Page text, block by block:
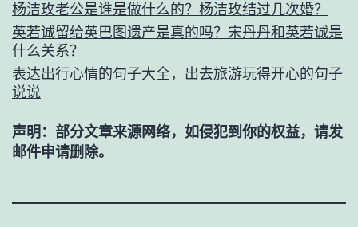
杨洁玫老公是谁是做什么的？杨洁玫结过几次婚？
英若诚留给英巴图遗产是真的吗？宋丹丹和英若诚是
什么关系？
表达出行心情的句子大全，出去旅游玩得开心的句子
说说
声明：部分文章来源网络，如侵犯到你的权益，请发
邮件申请删除。